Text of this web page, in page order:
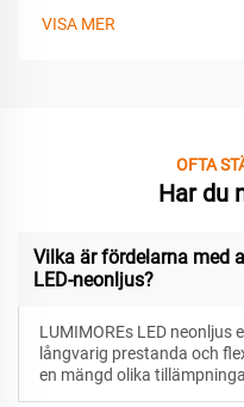
VISA MER
OFTA
Har du
Vilka är fördelarna med
LED-neonljus?
LUMIMOREs LED neonljus
långvarig prestanda och
en mängd olika